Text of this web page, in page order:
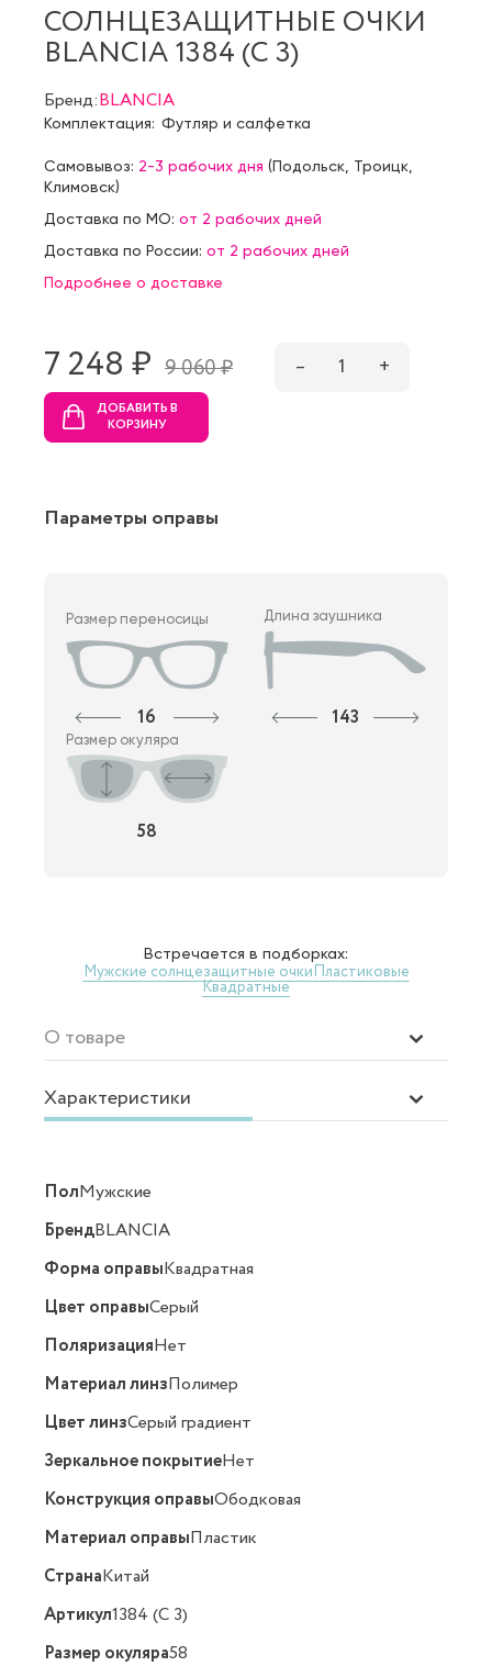
СОЛНЦЕЗАЩИТНЫЕ ОЧКИ
BLANCIA 1384 (C 3)
Бренд:BLANCIA
Комплектация: Футляр и салфетка
Самовывоз: 2-3 рабочих дня (Подольск Троицк
Климовск)
Доставка по МО: от 2 рабочих дней
Доставка по России: от 2 рабочих дней
Подробнее о доставке
7 248 ₷ 9 060 ₷ – 1 +
ДОБАВИТЬ В
КОРЗИНУ
Параметры оправы
Размер переносицы
16
Длина заушника
143
Размер окуляра
58
Встречается в подборках:
Мужские солнцезащитные очкиПластиковые
Квадратные
О товаре
Характеристики
ПолМужские
БрендBLANCIA
Форма оправыКвадратная
Цвет оправыСерый
ПоляризацияНет
Материал линзПолимер
Цвет линзСерый градиент
Зеркальное покрытиеНет
Конструкция оправыОбодковая
Материал оправыПластик
СтранаКитай
Артикул1384 (C 3)
Размер окуляра58